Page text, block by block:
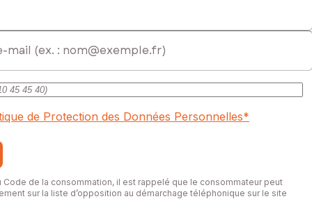
de Protection des Données Personnelles*
Code de la consommation, il est rappelé que le consommateur peut
sur la liste d’opposition au démarchage téléphonique sur le site